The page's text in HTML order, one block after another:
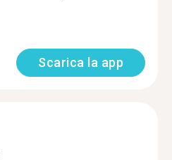
Scarica la app